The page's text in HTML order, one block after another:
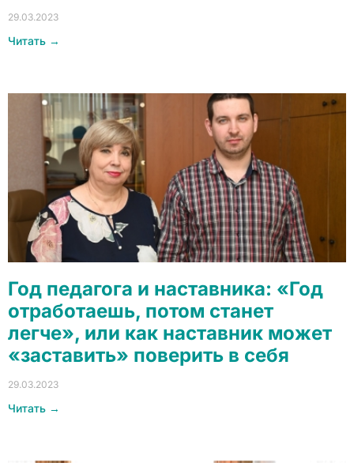
29.03.2023
Читать →
Год педагога и наставника: «Год
отработаешь, потом станет
легче», или как наставник может
«заставить» поверить в себя
29.03.2023
Читать →